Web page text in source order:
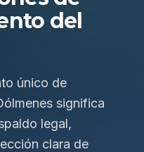
del
único de
significa
legal,
clara de